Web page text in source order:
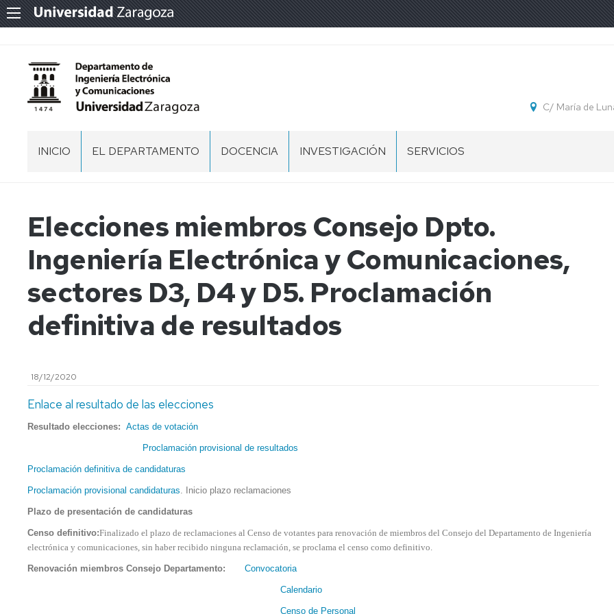
C/ María de
INICIO EL DEPARTAMENTO
DIRECCIÓN
COMISION
PERMANENTE
COORDINADORES
DE
AREA
ESPACIOS
NORMATIVA
RECINTOS
ACTAS,
Y
DOCUMENTOS
MEMORIAS
DEPARTAMENTO
CONSEJO
DE
ENTIDADES
DOCENCIA
Y
MÁSTERES
INVESTIGACIÓN
ACADÉMICA
DE
DATOS
TESIS-
TESEO
DE
INVESTIGACIÓN
SERVICIOS
RESERVA
EQUIPOS
RESERVA
LABORATORIOS
INTRANET
Elecciones miembros Consejo Dpto.
Ingeniería Electrónica y Comunicaciones,
sectores D3, D4 y D5. Proclamación
definitiva de resultados
18/12/2020
Enlace al resultado de las elecciones
Resultado elecciones: Actas de votación
Proclamación provisional de resultados
Proclamación definitiva de candidaturas
Proclamación provisional candidaturas. Inicio plazo reclamaciones
Plazo de presentación de candidaturas
Censo definitivo:Finalizado el plazo de reclamaciones al Censo de votantes para renovación de miembros del Consejo del Departamento de Ingeniería
electrónica y comunicaciones, sin haber recibido ninguna reclamación, se proclama el censo como definitivo.
Renovación miembros Consejo Departamento: Convocatoria
Calendario
Censo de Personal